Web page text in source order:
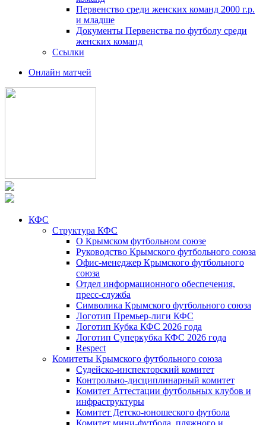
Первенство среди женских команд 2000 г.р.
и младше
Документы Первенства по футболу среди
женских команд
Ссылки
Онлайн матчей
КФС
Структура КФС
О Крымском футбольном союзе
Руководство Крымского футбольного союза
Офис-менеджер Крымского футбольного
союза
Отдел информационного обеспечения,
пресс-служба
Символика Крымского футбольного союза
Логотип Премьер-лиги КФС
Логотип Кубка КФС 2026 года
Логотип Суперкубка КФС 2026 года
Respect
Комитеты Крымского футбольного союза
Судейско-инспекторский комитет
Контрольно-дисциплинарный комитет
Комитет Аттестации футбольных клубов и
инфраструктуры
Комитет Детско-юношеского футбола
Комитет мини-футбола, пляжного и